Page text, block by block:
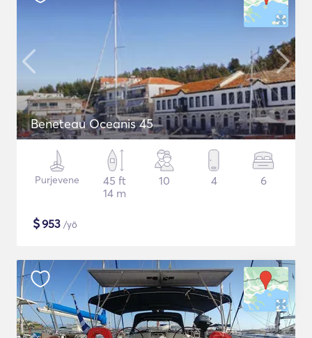
Beneteau Oceanis 45
Purjevene
45 ft
14 m
10 4 6
$953 /yö